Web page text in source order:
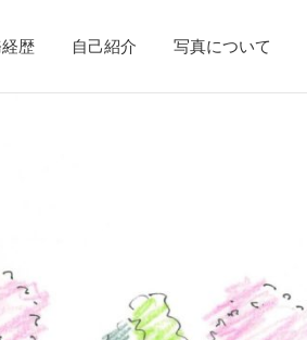
歴 自己紹介 写真について